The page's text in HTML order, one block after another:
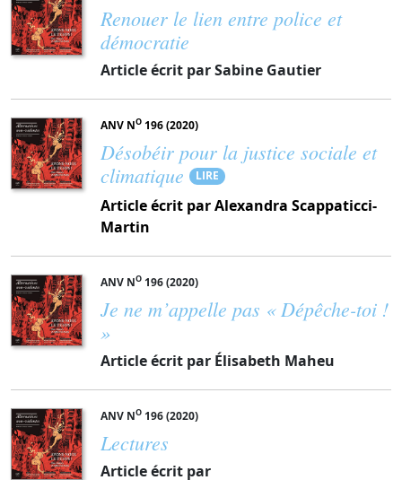
Renouer le lien entre police et
démocratie
Article écrit par Sabine Gautier
ANV NO 196 (2020)
Désobéir pour la justice sociale et
climatique
LIRE
Article écrit par Alexandra Scappaticci-
Martin
ANV NO 196 (2020)
Je ne m’appelle pas « Dépêche-toi !
»
Article écrit par Élisabeth Maheu
ANV NO 196 (2020)
Lectures
Article écrit par